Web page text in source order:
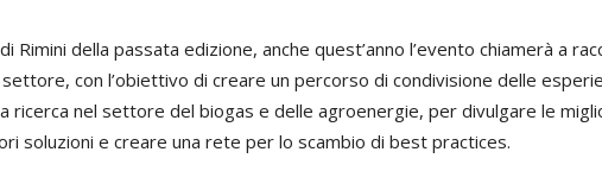
Rimini della passata edizione, anche quest’anno l’evento chiamerà a
con l’obiettivo di creare un percorso di condivisione delle
ricerca nel settore del biogas e delle agroenergie, per divulgare le
soluzioni e creare una rete per lo scambio di best practices.